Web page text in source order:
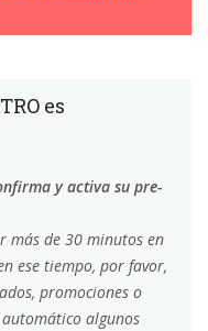
es
y activa su pre-
más de 30 minutos en
ese tiempo, por favor,
promociones o
algunos